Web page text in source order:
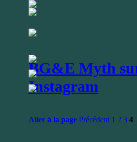
BG&E Myth
Instagram
Aller à la page Précédent 1 2 3 4